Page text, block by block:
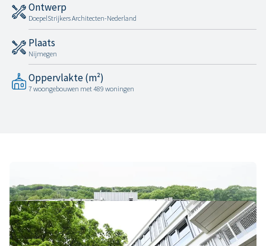
Ontwerp
DoepelStrijkers Architecten-Nederland
Plaats
Nijmegen
Oppervlakte (m²)
7 woongebouwen met 489 woningen